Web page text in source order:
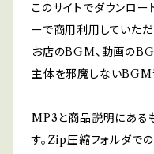
このサイトでダウンロ
ーで商用利用していただ
お店のBGM、動画の
主体を邪魔しないBGM
MP3と商品説明にある
す。Zip圧縮フォルダで